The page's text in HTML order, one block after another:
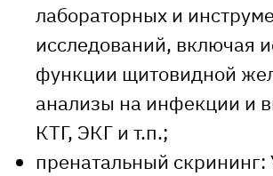
лабораторных и
исследований, включая
функции щитовидной
анализы на инфекции и
КТГ, ЭКГ и т.п.;
пренатальный